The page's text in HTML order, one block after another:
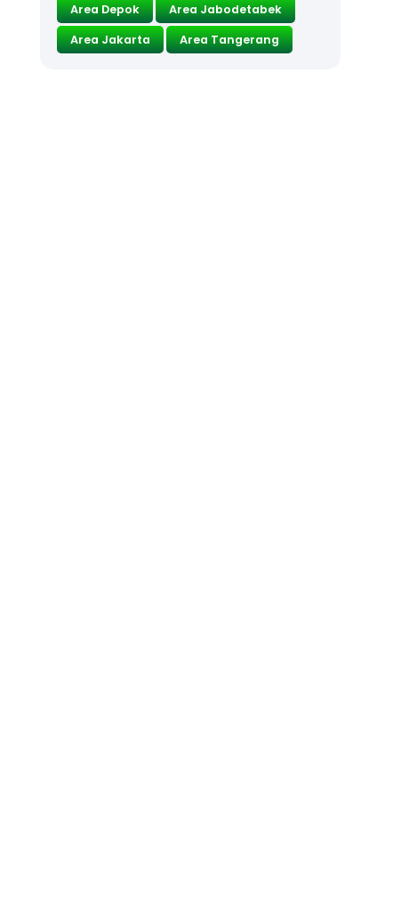
Area Depok
Area Jabodetabek
Area Jakarta
Area Tangerang